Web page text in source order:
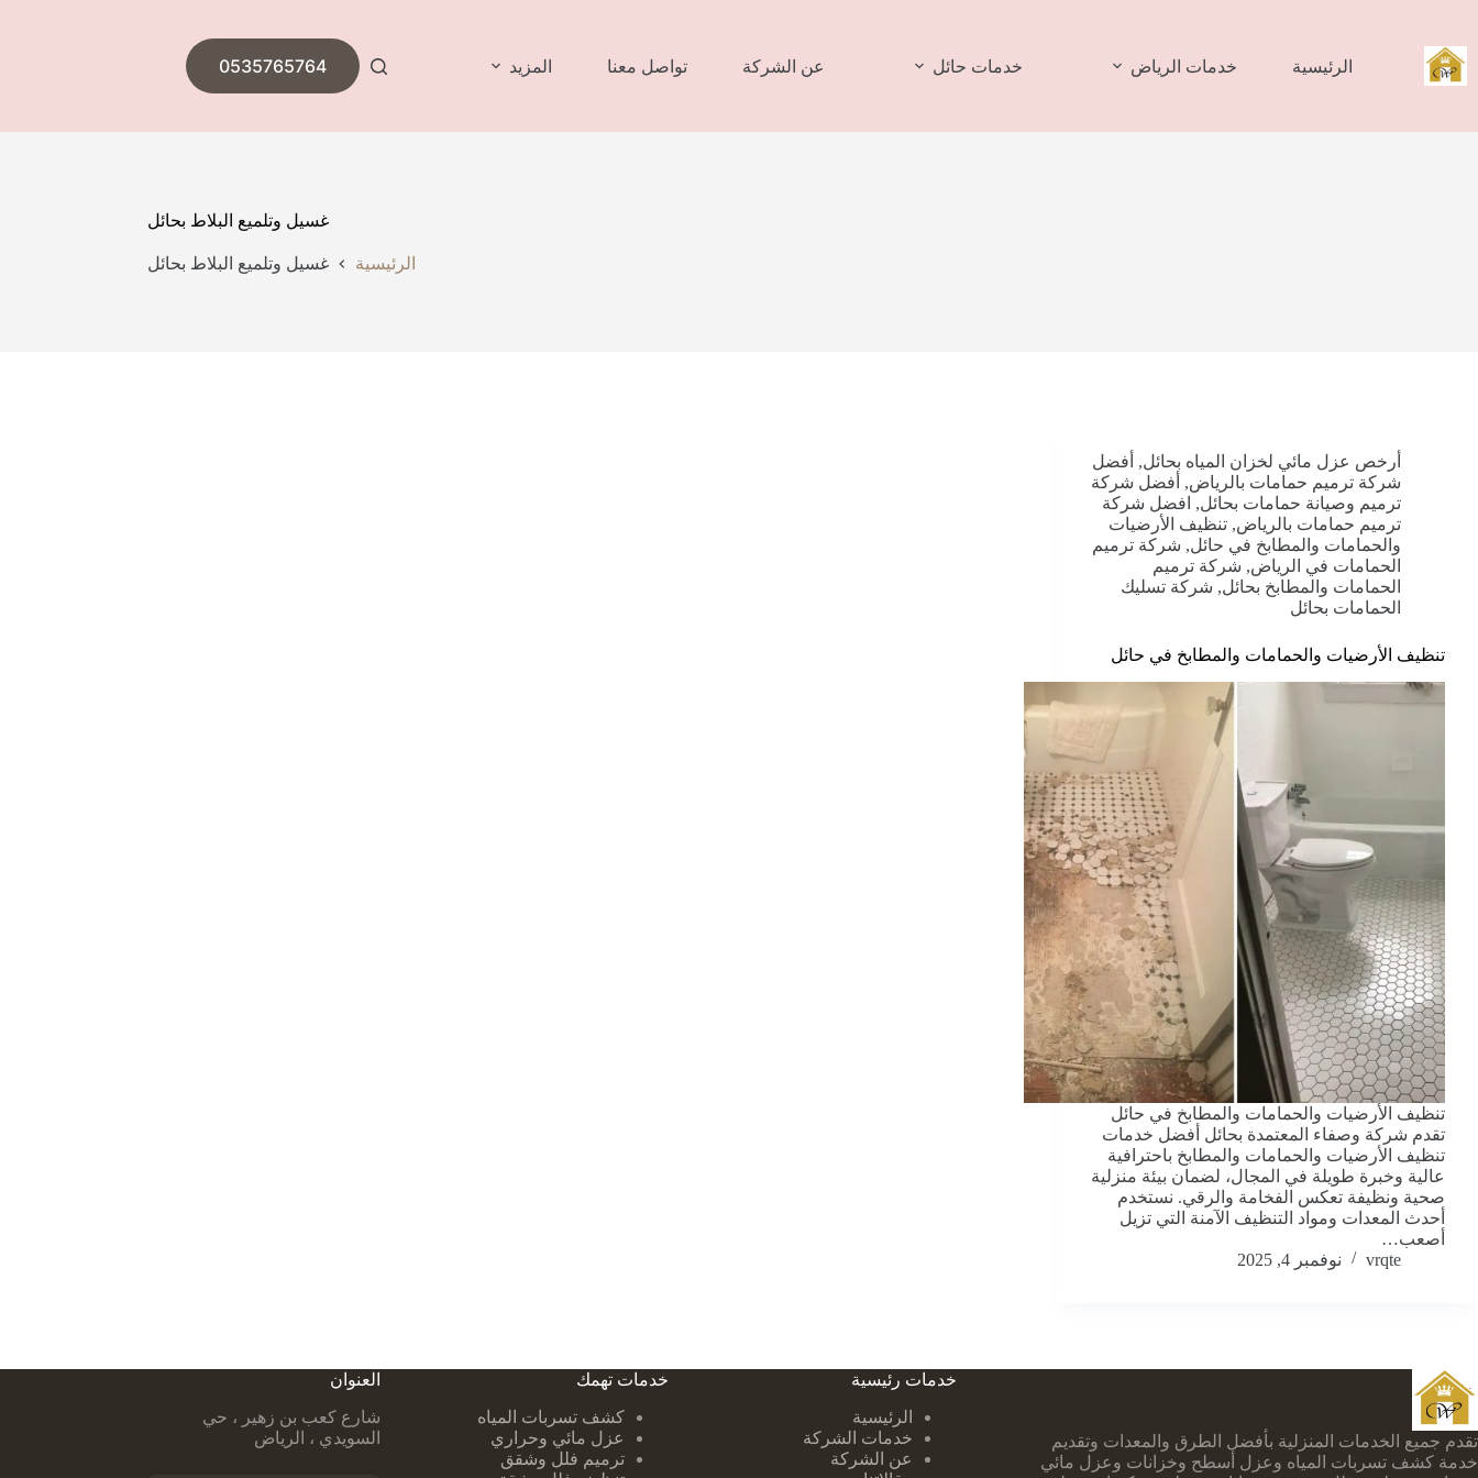
المحتوى
الرئيسية خدمات الرياض خدمات حائل عن الشركة تواصل معنا المزيد 0535765764
غسيل وتلميع البلاط بحائل
الرئيسية غسيل وتلميع البلاط بحائل
أرخص عزل مائي لخزان المياه بحائل, أفضل
شركة ترميم حمامات بالرياض, أفضل شركة
ترميم وصيانة حمامات بحائل, افضل شركة
ترميم حمامات بالرياض, تنظيف الأرضيات
والحمامات والمطابخ في حائل, شركة ترميم
الحمامات في الرياض, شركة ترميم
الحمامات والمطابخ بحائل, شركة تسليك
الحمامات بحائل
تنظيف الأرضيات والحمامات والمطابخ في حائل
تنظيف الأرضيات والحمامات والمطابخ في حائل
تقدم شركة وصفاء المعتمدة بحائل أفضل خدمات
تنظيف الأرضيات والحمامات والمطابخ باحترافية
عالية وخبرة طويلة في المجال، لضمان بيئة منزلية
صحية ونظيفة تعكس الفخامة والرقي. نستخدم
أحدث المعدات ومواد التنظيف الآمنة التي تزيل
أصعب…
vrqte
نوفمبر 4, 2025
تقدم جميع الخدمات المنزلية بأفضل الطرق والمعدات وتقديم
خدمة كشف تسربات المياه وعزل أسطح وخزانات وعزل مائي
خدمات رئيسية
الرئيسية
خدمات الشركة
عن الشركة
خدمات تهمك
كشف تسربات ا لمياه
عزل مائي وحراري
ترميم فلل وشقق
العنوان
شارع كعب بن زهير ، حي
السويدي ، الرياض